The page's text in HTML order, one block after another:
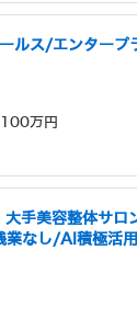
ルス/エンタープ
万円
手美容整体サロ
業なし/AI積極活